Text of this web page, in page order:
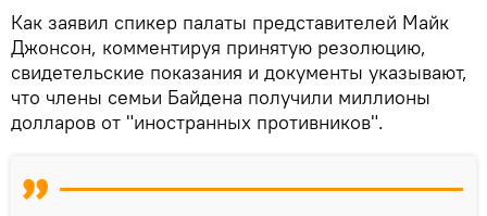
Как заявил спикер палаты представителей Майк
Джонсон, комментируя принятую резолюцию,
свидетельские показания и документы указывают,
что члены семьи Байдена получили миллионы
долларов от "иностранных противников".